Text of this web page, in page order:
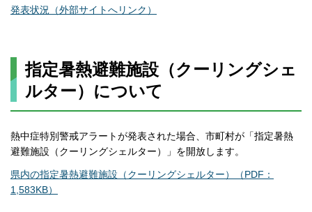
発表状況（外部サイトへリンク）
指定暑熱避難施設（クーリングシェ
ルター）について
熱中症特別警戒アラートが発表された場合、市町村が「指定暑熱
避難施設（クーリングシェルター）」を開放します。
県内の指定暑熱避難施設（クーリングシェルター）（PDF：
1,583KB）